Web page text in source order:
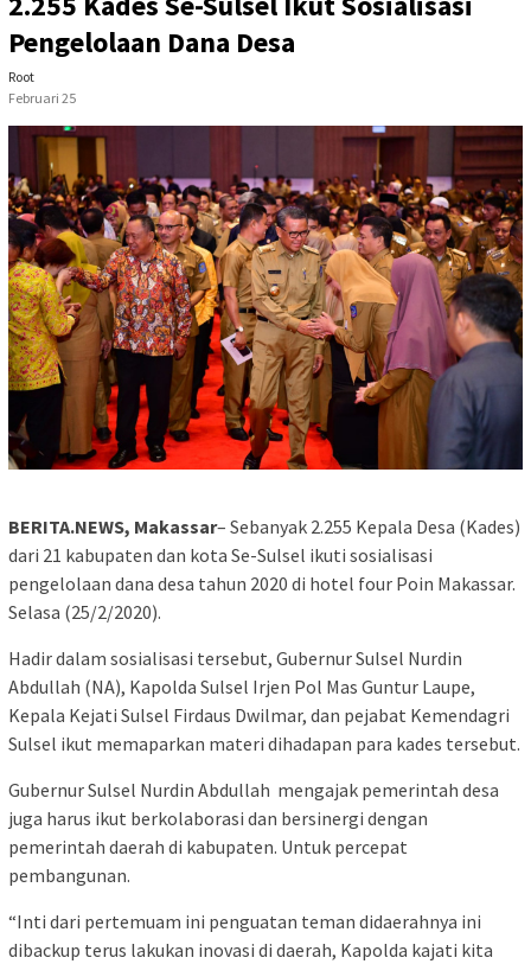
Pengelolaan Dana Desa
Root
Februari 25
BERITA.NEWS, Makassar– Sebanyak 2.255 Kepala Desa (Kades)
dari 21 kabupaten dan kota Se-Sulsel ikuti sosialisasi
pengelolaan dana desa tahun 2020 di hotel four Poin Makassar.
Selasa (25/2/2020).
Hadir dalam sosialisasi tersebut, Gubernur Sulsel Nurdin
Abdullah (NA), Kapolda Sulsel Irjen Pol Mas Guntur Laupe,
Kepala Kejati Sulsel Firdaus Dwilmar, dan pejabat Kemendagri
Sulsel ikut memaparkan materi dihadapan para kades tersebut.
Gubernur Sulsel Nurdin Abdullah mengajak pemerintah desa
juga harus ikut berkolaborasi dan bersinergi dengan
pemerintah daerah di kabupaten. Untuk percepat
pembangunan.
“Inti dari pertemuam ini penguatan teman didaerahnya ini
dibackup terus lakukan inovasi di daerah, Kapolda kajati kita